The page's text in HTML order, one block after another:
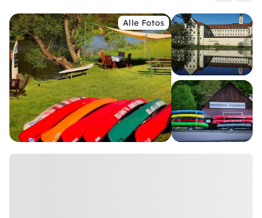
Alle Fotos